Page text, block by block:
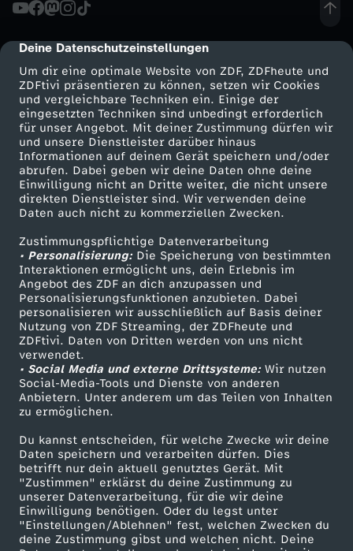
cmp-dialog-description
Deine Datenschutzeinstellungen
Um dir eine optimale Website von ZDF, ZDFheute und
ZDFtivi präsentieren zu können, setzen wir Cookies
und vergleichbare Techniken ein. Einige der
eingesetzten Techniken sind unbedingt erforderlich
für unser Angebot. Mit deiner Zustimmung dürfen wir
und unsere Dienstleister darüber hinaus
Informationen auf deinem Gerät speichern und/oder
abrufen. Dabei geben wir deine Daten ohne deine
Einwilligung nicht an Dritte weiter, die nicht unsere
direkten Dienstleister sind. Wir verwenden deine
Daten auch nicht zu kommerziellen Zwecken.
Zustimmungspflichtige Datenverarbeitung
• Personalisierung:Die Speicherung von bestimmten
Interaktionen ermöglicht uns, dein Erlebnis im
Angebot des ZDF an dich anzupassen und
Personalisierungsfunktionen anzubieten. Dabei
personalisieren wir ausschließlich auf Basis deiner
Nutzung von ZDF Streaming, der ZDFheute und
ZDFtivi. Daten von Dritten werden von uns nicht
verwendet.
• Social Media und externe Drittsysteme:Wir nutzen
Social-Media-Tools und Dienste von anderen
Anbietern. Unter anderem um das Teilen von Inhalten
zu ermöglichen.
Du kannst entscheiden, für welche Zwecke wir deine
Daten speichern und verarbeiten dürfen. Dies
betrifft nur dein aktuell genutztes Gerät. Mit
"Zustimmen" erklärst du deine Zustimmung zu
unserer Datenverarbeitung, für die wir deine
Einwilligung benötigen. Oder du legst unter
"Einstellungen/Ablehnen" fest, welchen Zwecken du
deine Zustimmung gibst und welchen nicht. Deine
?
Mehr ZDF
ZDF-Apps
Smart TV
ZDFtext
Livestreams
Sendungen A-Z
TV-Programm
Service
ZDFmitreden
Kontakt zum ZDF
Tickets
Zuschauerservice
Hilfe
ZDF Unternehmen
Karriere
ZDF goes Schule
Werbefernsehen
Mainzelmännchen